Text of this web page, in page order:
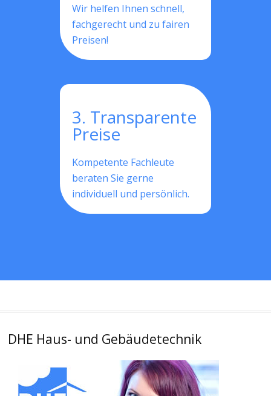
Wir helfen Ihnen schnell,
fachgerecht und zu fairen
Preisen!
3. Transparente
Preise
Kompetente Fachleute
beraten Sie gerne
individuell und persönlich.
DHE Haus- und Gebäudetechnik